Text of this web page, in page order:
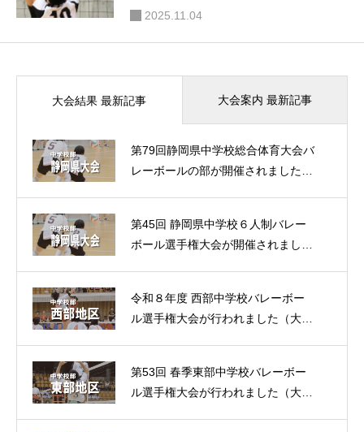
2025.11.04
大会結果 最新記事 大会案内 最新記事
第79回静岡県中学校総合体育大会バ
レーボールの部が開催されました
第45回 静岡県中学校６人制バレー
ボール選手権大会が開催されました
令和８年度 西部中学校バレーボー
ル選手権大会が行われました（大会
第53回 春季東部中学校バレーボー
ル選手権大会が行われました（大会